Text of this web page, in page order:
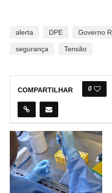
alerta DPE Governo
segurança Tensão
COMPARTILHAR 0